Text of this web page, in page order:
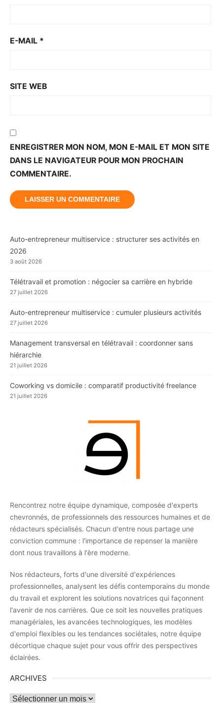
E-MAIL *
SITE WEB
ENREGISTRER MON NOM, MON E-MAIL ET MON SITE
DANS LE NAVIGATEUR POUR MON PROCHAIN
COMMENTAIRE.
Auto-entrepreneur multiservice : structurer ses activités en
2026
3 août 2026
Télétravail et promotion : négocier sa carrière en hybride
27 juillet 2026
Auto-entrepreneur multiservice : cumuler plusieurs activités
27 juillet 2026
Management transversal en télétravail : coordonner sans
hiérarchie
21 juillet 2026
Coworking vs domicile : comparatif productivité freelance
21 juillet 2026
Rencontrez notre équipe dynamique, composée d'experts
chevronnés, de professionnels des ressources humaines et de
rédacteurs spécialisés. Chacun d'entre nous partage une
conviction commune : l'importance de repenser la manière
dont nous travaillons à l'ère moderne.
Nos rédacteurs, forts d'une diversité d'expériences
professionnelles, analysent les défis contemporains du monde
du travail et explorent les solutions novatrices qui façonnent
l'avenir de nos carrières. Que ce soit les nouvelles pratiques
managériales, les avancées technologiques, les modèles
d'emploi flexibles ou les tendances sociétales, notre équipe
décortique chaque sujet pour vous offrir des perspectives
éclairées.
ARCHIVES
Archives